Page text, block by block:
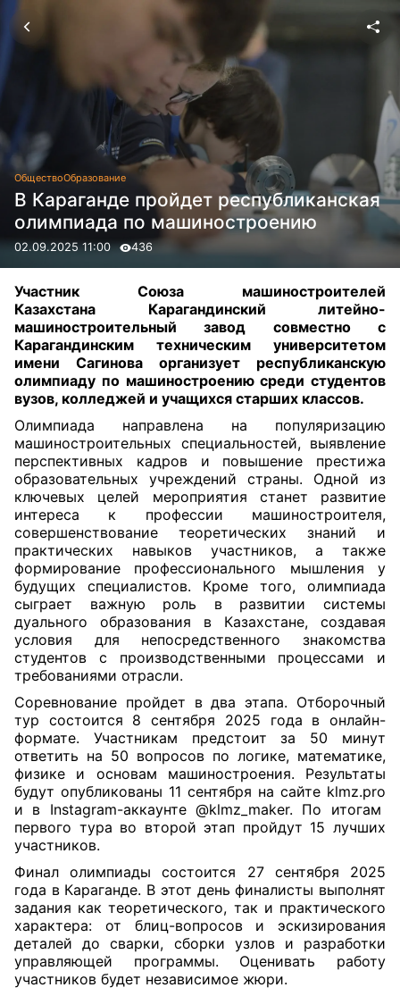
ОбществоОбразование
В Караганде пройдет республиканская
олимпиада по машиностроению
02.09.2025 11:00 436
Участник Союза машиностроителей
Казахстана Карагандинский литейно-
машиностроительный завод совместно с
Карагандинским техническим университетом
имени Сагинова организует республиканскую
олимпиаду по машиностроениюсреди студентов
вузов, колледжей и учащихся старших классов.
Олимпиада направлена на популяризацию
машиностроительных специальностей, выявление
перспективных кадров и повышение престижа
образовательных учреждений страны. Одной из
ключевых целей мероприятия станет развитие
интереса к профессии машиностроителя,
совершенствование теоретических знаний и
практических навыков участников, а также
формирование профессионального мышления у
будущих специалистов. Кроме того, олимпиада
сыграет важную роль в развитии системы
дуального образования в Казахстане, создавая
условия для непосредственного знакомства
студентов с производственными процессами и
требованиями отрасли.
Соревнование пройдет в два этапа. Отборочный
тур состоится 8 сентября 2025 года в онлайн-
формате. Участникам предстоит за 50 минут
ответить на 50 вопросов по логике, математике,
физике и основам машиностроения. Результаты
будут опубликованы 11 сентября на сайте klmz.pro
и в Instagram-аккаунте @klmz_maker. По итогам
первого тура во второй этап пройдут 15 лучших
участников.
Финал олимпиады состоится 27 сентября 2025
года в Караганде. В этот день финалисты выполнят
задания как теоретического, так и практического
характера: от блиц-вопросов и эскизирования
деталей до сварки, сборки узлов и разработки
управляющей программы. Оценивать работу
участников будет независимое жюри.